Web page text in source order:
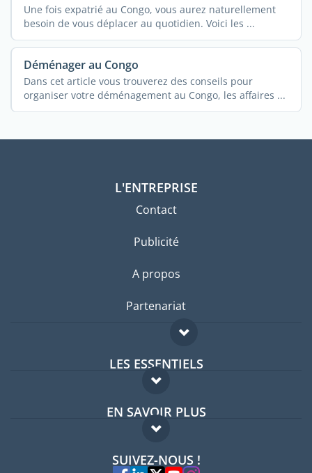
Une fois expatrié au Congo, vous aurez naturellement
besoin de vous déplacer au quotidien. Voici les ...
Déménager au Congo
Dans cet article vous trouverez des conseils pour
organiser votre déménagement au Congo, les affaires ...
L'ENTREPRISE
Contact
Publicité
A propos
Partenariat
LES ESSENTIELS
Forum expatriés
Guides pays
EN SAVOIR PLUS
FAQ
Experts
SUIVEZ-NOUS !